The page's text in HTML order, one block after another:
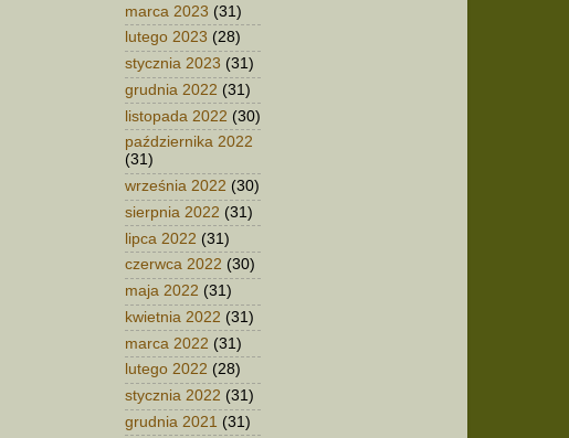
marca 2023 (31)
lutego 2023 (28)
stycznia 2023 (31)
grudnia 2022 (31)
listopada 2022 (30)
października 2022
(31)
września 2022 (30)
sierpnia 2022 (31)
lipca 2022 (31)
czerwca 2022 (30)
maja 2022 (31)
kwietnia 2022 (31)
marca 2022 (31)
lutego 2022 (28)
stycznia 2022 (31)
grudnia 2021 (31)